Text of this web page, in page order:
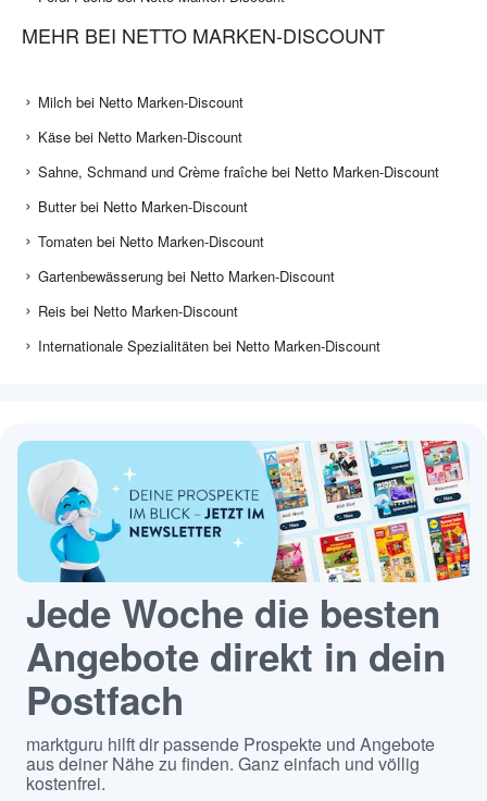
MEHR BEI NETTO MARKEN-DISCOUNT
Milch bei Netto Marken-Discount
Käse bei Netto Marken-Discount
Sahne, Schmand und Crème fraîche bei Netto Marken-Discount
Butter bei Netto Marken-Discount
Tomaten bei Netto Marken-Discount
Gartenbewässerung bei Netto Marken-Discount
Reis bei Netto Marken-Discount
Internationale Spezialitäten bei Netto Marken-Discount
Jede Woche die besten
Angebote direkt in dein
Postfach
marktguru hilft dir passende Prospekte und Angebote
aus deiner Nähe zu finden. Ganz einfach und völlig
kostenfrei.